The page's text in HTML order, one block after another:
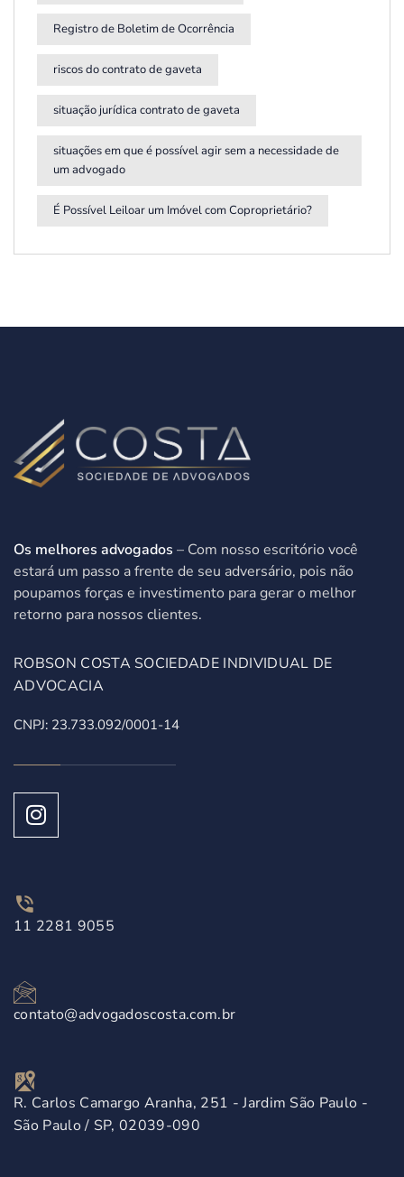
Registro de Boletim de Ocorrência
riscos do contrato de gaveta
situação jurídica contrato de gaveta
situações em que é possível agir sem a necessidade de
um advogado
É Possível Leiloar um Imóvel com Coproprietário?
Os melhores advogados – Com nosso escritório você
estará um passo a frente de seu adversário, pois não
poupamos forças e investimento para gerar o melhor
retorno para nossos clientes.
ROBSON COSTA SOCIEDADE INDIVIDUAL DE
ADVOCACIA
CNPJ: 23.733.092/0001-14
11 2281 9055
contato@advogadoscosta.com.br
R. Carlos Camargo Aranha, 251 - Jardim São Paulo -
São Paulo / SP, 02039-090